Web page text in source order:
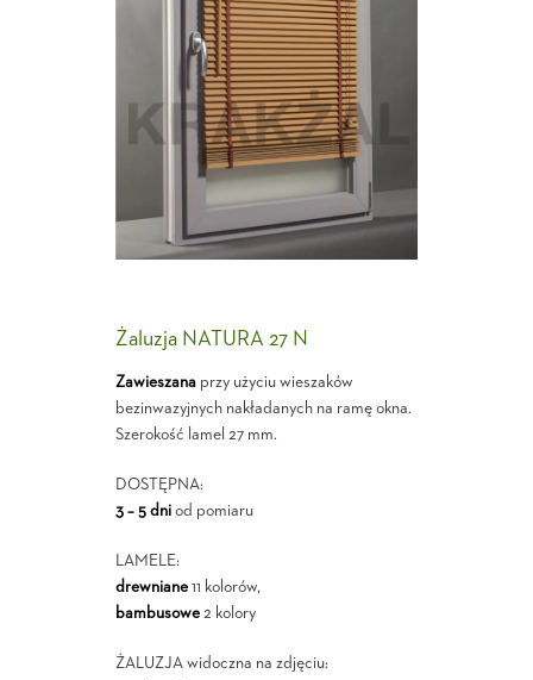
Żaluzja NATURA 27 N
Zawieszanaprzy użyciu wieszaków
bezinwazyjnych nakładanych na ramę okna.
Szerokość lamel 27 mm.
DOSTĘPNA:
3 – 5 dniod pomiaru
LAMELE:
drewniane11 kolorów,
bambusowe2 kolory
ŻALUZJA widoczna na zdjęciu: